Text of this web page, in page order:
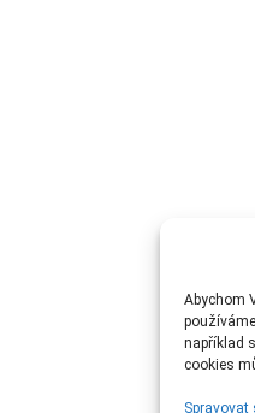
Abychom
například
cookies
Spravovat